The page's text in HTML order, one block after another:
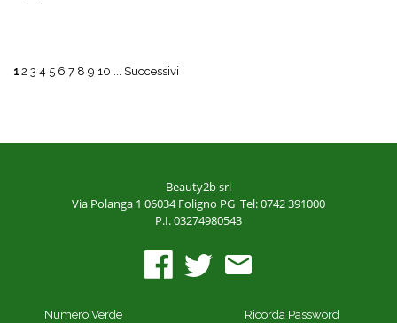
1 2 3 4 5 6 7 8 9 10 Successivi
Beauty2b srl
Via Polanga 1 06034 Foligno PG Tel: 0742 391000
P.I. 03274980543
Numero Verde
Ricorda Password